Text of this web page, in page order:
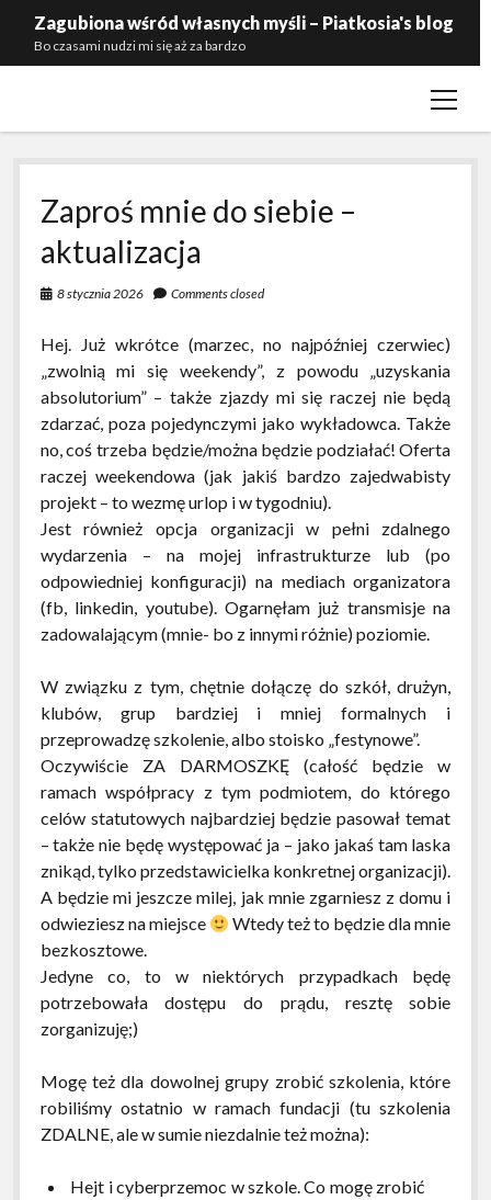
Zagubiona wśród własnych myśli – Piatkosia's blog
Bo czasami nudzi mi się aż za bardzo
open
Zaproś mnie do siebie
Zaproś mnie do siebie –
aktualizacja
8 stycznia 2026 Comments closed
Hej. Już wkrótce (marzec, no najpóźniej czerwiec)
„zwolnią mi się weekendy”, z powodu „uzyskania
absolutorium” – także zjazdy mi się raczej nie będą
zdarzać, poza pojedynczymi jako wykładowca. Także
no, coś trzeba będzie/można będzie podziałać! Oferta
raczej weekendowa (jak jakiś bardzo zajedwabisty
projekt – to wezmę urlop i w tygodniu).
Jest również opcja organizacji w pełni zdalnego
wydarzenia – na mojej infrastrukturze lub (po
odpowiedniej konfiguracji) na mediach organizatora
(fb, linkedin, youtube). Ogarnęłam już transmisje na
zadowalającym (mnie- bo z innymi różnie) poziomie.
W związku z tym, chętnie dołączę do szkół, drużyn,
klubów, grup bardziej i mniej formalnych i
przeprowadzę szkolenie, albo stoisko „festynowe”.
Oczywiście ZA DARMOSZKĘ (całość będzie w
ramach współpracy z tym podmiotem, do którego
celów statutowych najbardziej będzie pasował temat
– także nie będę występować ja – jako jakaś tam laska
znikąd, tylko przedstawicielka konkretnej organizacji).
A będzie mi jeszcze milej, jak mnie zgarniesz z domu i
odwieziesz na miejsce
Wtedy też to będzie dla mnie
bezkosztowe.
Jedyne co, to w niektórych przypadkach będę
potrzebowała dostępu do prądu, resztę sobie
zorganizuję;)
Mogę też dla dowolnej grupy zrobić szkolenia, które
robiliśmy ostatnio w ramach fundacji (tu szkolenia
ZDALNE, ale w sumie niezdalnie też można):
Hejt i cyberprzemoc w szkole. Co mogę zrobić